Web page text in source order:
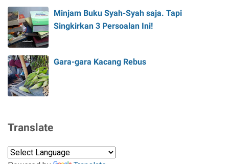
Minjam Buku Syah-Syah saja. Tapi
Singkirkan 3 Persoalan Ini!
Gara-gara Kacang Rebus
Translate